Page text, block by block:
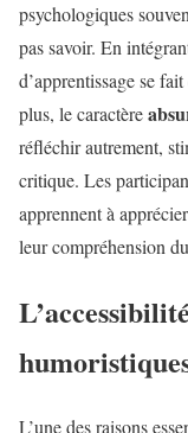
psychologiques
pas savoir. En
d’apprentissage se
plus, le caractère
réfléchir autrement,
critique. Les
apprennent à
leur compréhension
L’une des raisons